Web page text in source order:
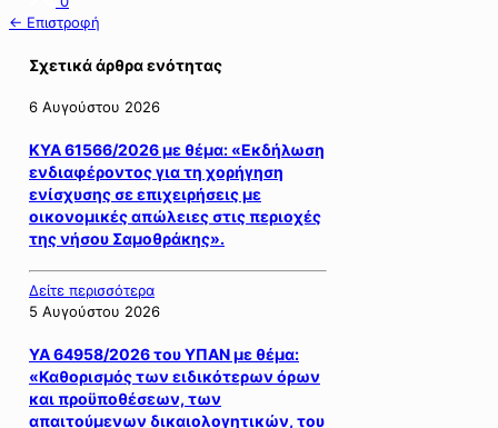
← Επιστροφή
Σχετικά άρθρα ενότητας
6 Αυγούστου 2026
ΚΥΑ 61566/2026 με θέμα: «Εκδήλωση
ενδιαφέροντος για τη χορήγηση
ενίσχυσης σε επιχειρήσεις με
οικονομικές απώλειες στις περιοχές
της νήσου Σαμοθράκης».
Δείτε περισσότερα
5 Αυγούστου 2026
ΥΑ 64958/2026 του ΥΠΑΝ με θέμα:
«Καθορισμός των ειδικότερων όρων
και προϋποθέσεων, των
απαιτούμενων δικαιολογητικών, του